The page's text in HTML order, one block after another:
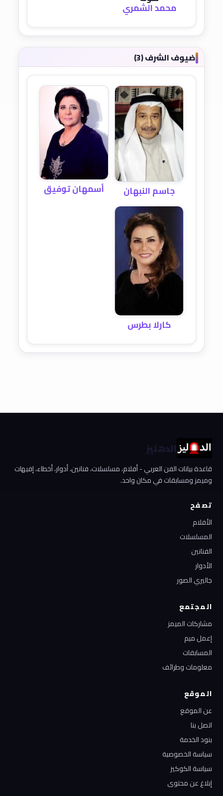
محمد الشمري
ضيوف الشرف (3)
جاسم النبهان أسمهان توفيق
كارلا بطرس
الدهليز
قاعدة بيانات الفن العربي - أفلام، مسلسلات، فنانين، أدوار، أخطاء، إفيهات
وميمز ومسابقات في مكان واحد.
تصفح
الأفلام
المسلسلات
الفنانين
الأدوار
جاليري الصور
المجتمع
مشاركات الميمز
إعمل ميم
المسابقات
معلومات وطرائف
الموقع
عن الموقع
اتصل بنا
بنود الخدمة
سياسة الخصوصية
سياسة الكوكيز
إبلاغ عن محتوى